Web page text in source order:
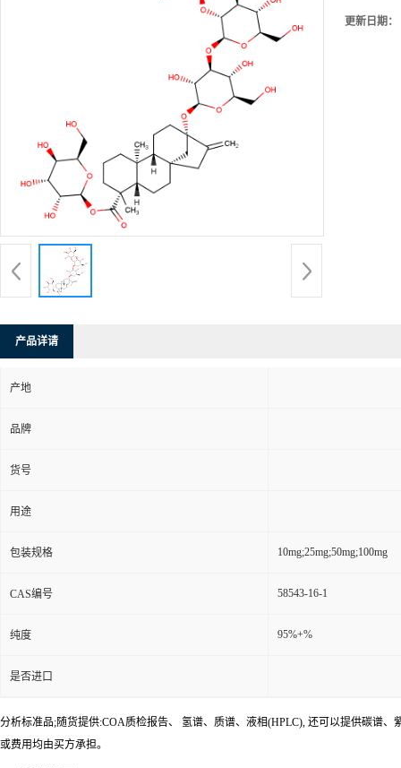
更新日期：
产品详请
产地
品牌
货号
用途
包装规格 10mg;25mg;50mg;100mg
CAS编号 58543-16-1
纯度 95%+%
是否进口
分析标准品;随货提供:COA质检报告、 氢谱、质谱、液相(HPLC), 还可以提供碳谱
或费用均由买方承担。